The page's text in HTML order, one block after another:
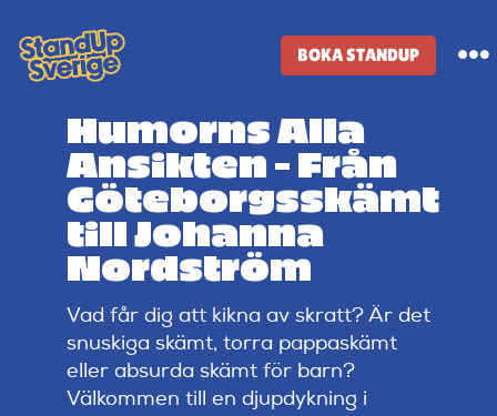
to
content
BOKA STANDUP
Standup-butik
Komiker
Lineup
Tidigare lineup
Humorns Alla
Ansikten – Från
Göteborgsskämt
till Johanna
Nordström
Vad får dig att kikna av skratt? Är det
snuskiga skämt, torra pappaskämt
eller absurda skämt för barn?
Välkommen till en djupdykning i